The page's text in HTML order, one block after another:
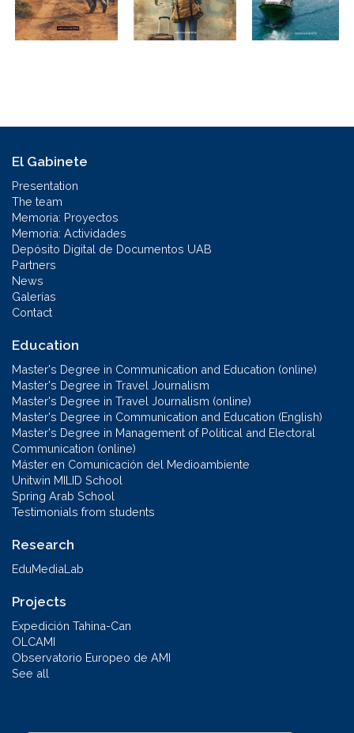
El Gabinete
Presentation
The team
Memoria: Proyectos
Memoria: Actividades
Depósito Digital de Documentos UAB
Partners
News
Galerías
Contact
Education
Master's Degree in Communication and Education (online)
Master's Degree in Travel Journalism
Master's Degree in Travel Journalism (online)
Master's Degree in Communication and Education (English)
Master's Degree in Management of Political and Electoral
Communication (online)
Máster en Comunicación del Medioambiente
Unitwin MILID School
Spring Arab School
Testimonials from students
Research
EduMediaLab
Projects
Expedición Tahina-Can
OLCAMI
Observatorio Europeo de AMI
See all